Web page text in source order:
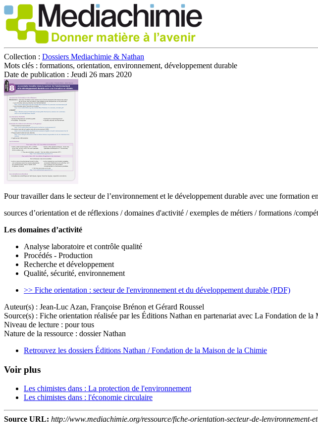
Collection : Dossiers Mediachimie & Nathan
Mots clés : formations, orientation, environnement, développement durable
Date de publication : Jeudi 26 mars 2020
Pour travailler dans le secteur de l’environnement et le développement durable avec une formation
sources d’orientation et de réflexions / domaines d'activité / exemples de métiers / formations /
Les domaines d’activité
Analyse laboratoire et contrôle qualité
Procédés - Production
Recherche et développement
Qualité, sécurité, environnement
>> Fiche orientation : secteur de l'environnement et du développement durable (PDF)
Auteur(s) : Jean-Luc Azan, Françoise Brénon et Gérard Roussel
Source(s) : Fiche orientation réalisée par les Éditions Nathan en partenariat avec La Fondation de
Niveau de lecture : pour tous
Nature de la ressource : dossier Nathan
Retrouvez les dossiers Éditions Nathan / Fondation de la Maison de la Chimie
Voir plus
Les chimistes dans : La protection de l'environnement
Les chimistes dans : l'économie circulaire
Source URL: http://www.mediachimie.org/ressource/fiche-orientation-secteur-de-lenvironnement-